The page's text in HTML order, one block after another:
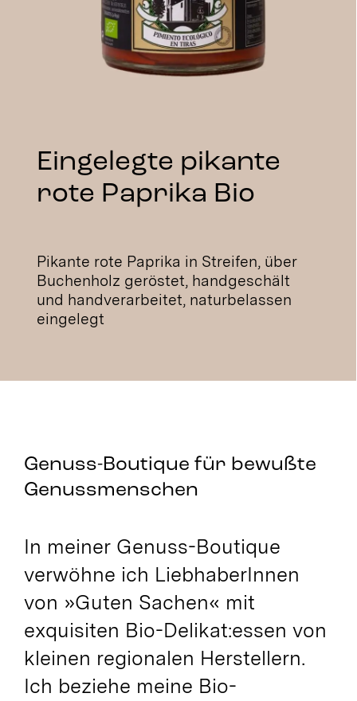
Stay in Touch
Eingelegte
Artischocken Bio
Naturbelassen eingelegte, milde
leicht nussiger Geschmack
Genuss-Boutique für bewußte
Genussmenschen
In meiner Genuss-Boutique
verwöhne ich LiebhaberInnen
von »Guten Sachen« mit
exquisiten Bio-Delikat:essen von
kleinen regionalen Herstellern.
Ich beziehe meine Bio-